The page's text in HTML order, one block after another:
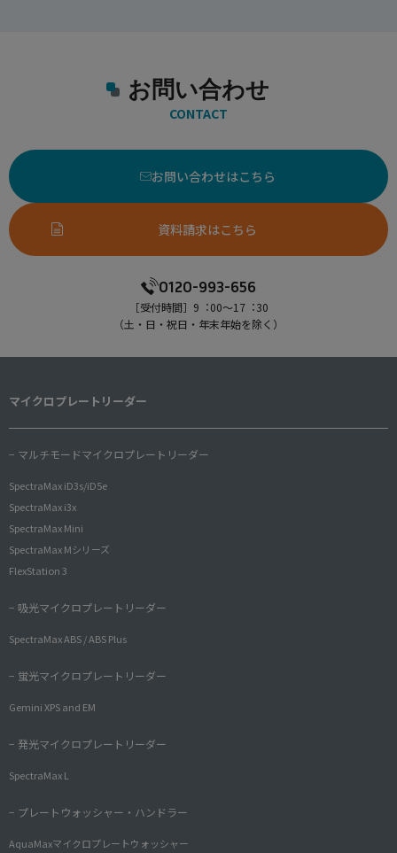
お問い合わせ
CONTACT
お問い合わせはこちら
資料請求はこちら
0120-993-656
［受付時間］9︓00〜17︓30
（⼟・⽇・祝⽇・年末年始を除く）
マイクロプレートリーダー
− マルチモードマイクロプレートリーダー
SpectraMax iD3s/iD5e
SpectraMax i3x
SpectraMax Mini
SpectraMax Mシリーズ
FlexStation 3
− 吸光マイクロプレートリーダー
SpectraMax ABS / ABS Plus
− 蛍光マイクロプレートリーダー
Gemini XPS and EM
− 発光マイクロプレートリーダー
SpectraMax L
− プレートウォッシャー・ハンドラー
AquaMaxマイクロプレートウォッシャー